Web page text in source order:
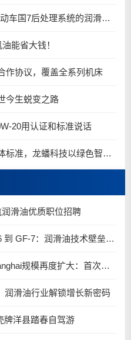
雅富顿OEM经理王银辉分享混动车国7后处理系统的润滑油要求
能省大钱！
作协议，覆盖全系列机床
今生蜕变之路
20用认证和标准说话
【龙蟠科技】参编零碳工厂团体标准，龙蟠科技以绿色智造锚定零碳未来
滑油优质职位招聘
2、从 API SP 到 SQ，从 GF-6 到 GF-7：润滑油技术壁垒再升高，你准备好了吗？
3、2025年Automechanika Shanghai规模再度扩大：首次启用国家会展中心（上海）全部15个展馆
润滑油行业解锁增长新密码​
牌洋县踏春自驾游